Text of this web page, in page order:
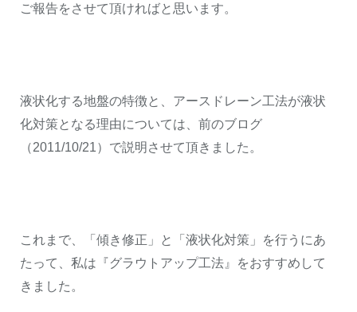
ご報告をさせて頂ければと思います。
液状化する地盤の特徴と、アースドレーン工法が液状
化対策となる理由については、前のブログ
（2011/10/21）で説明させて頂きました。
これまで、「傾き修正」と「液状化対策」を行うにあ
たって、私は『グラウトアップ工法』をおすすめして
きました。